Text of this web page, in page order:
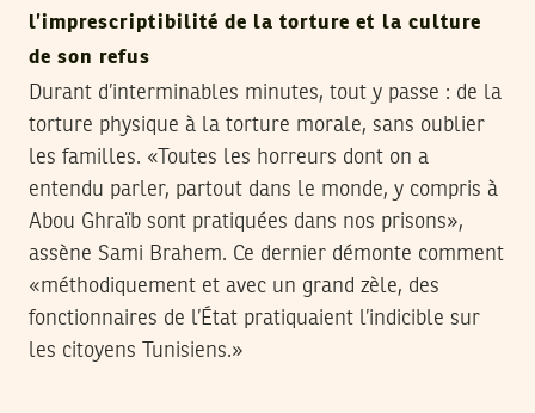
l’imprescriptibilité de la torture et la culture
de son refus
Durant d’interminables minutes, tout y passe : de la
torture physique à la torture morale, sans oublier
les familles. «Toutes les horreurs dont on a
entendu parler, partout dans le monde, y compris à
Abou Ghraïb sont pratiquées dans nos prisons»,
assène Sami Brahem. Ce dernier démonte comment
«méthodiquement et avec un grand zèle, des
fonctionnaires de l’État pratiquaient l’indicible sur
les citoyens Tunisiens.»